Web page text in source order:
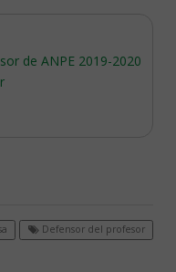
de ANPE 2019-2020
Defensor del profesor